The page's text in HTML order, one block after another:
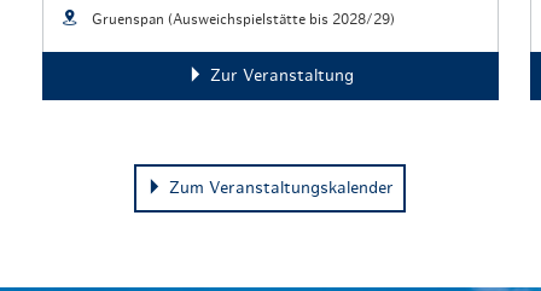
Gruenspan (Ausweichspielstätte bis 2028/29)
Zur Veranstaltung
Zum Veranstaltungskalender